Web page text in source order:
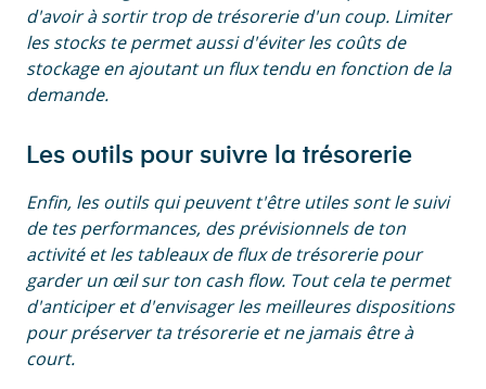
d'avoir à sortir trop de trésorerie d'un coup. Limiter
les stocks te permet aussi d'éviter les coûts de
stockage en ajoutant un flux tendu en fonction de la
demande.
Les outils pour suivre la trésorerie
Enfin, les outils qui peuvent t'être utiles sont le suivi
de tes performances, des prévisionnels de ton
activité et les tableaux de flux de trésorerie pour
garder un œil sur ton cash flow. Tout cela te permet
d'anticiper et d'envisager les meilleures dispositions
pour préserver ta trésorerie et ne jamais être à
court.